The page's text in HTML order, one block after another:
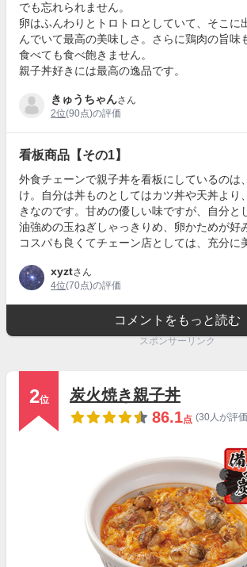
でも忘れられません。
卵はふんわりとトロトロとしていて、そこに
んでいて最高の美味しさ。さらに鶏肉の旨味
食べても食べ飽きません。
親子丼好きには最高の逸品です。
きゅうちゃんさん
2位(90点)の評価
看板商品【その1】
外食チェーンで親子丼を看板にしているのは
け。自分は丼ものとしてはカツ丼や天丼より
きなのです。甘めの優しい味ですが、自分と
油強めの玉ねぎしゃっきりめ、卵かためが好
コスパも良くてチェーン店としては、充分に
xyztさん
4位(70点)の評価
コメントをもっと読む
スポンサーリンク
2位
炭火焼き親子丼
86.1点 (30人が評